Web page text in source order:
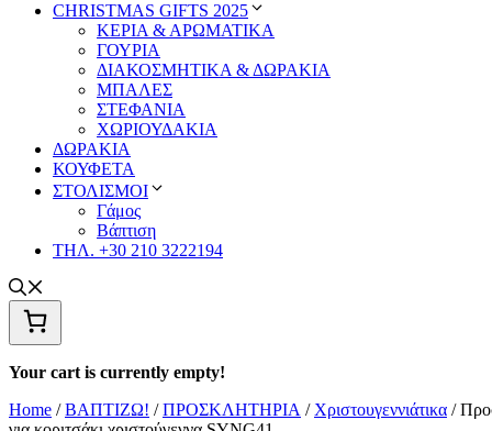
CHRISTMAS GIFTS 2025
ΚΕΡΙΑ & ΑΡΩΜΑΤΙΚΑ
ΓΟΥΡΙΑ
ΔΙΑΚΟΣΜΗΤΙΚΑ & ΔΩΡΑΚΙΑ
ΜΠΑΛΕΣ
ΣΤΕΦΑΝΙΑ
ΧΩΡΙΟΥΔΑΚΙΑ
ΔΩΡΑΚΙΑ
ΚΟΥΦΕΤΑ
ΣΤΟΛΙΣΜΟΙ
Γάμος
Βάπτιση
ΤΗΛ. +30 210 3222194
Your cart is currently empty!
Home /ΒΑΠΤΙΖΩ! /ΠΡΟΣΚΛΗΤΗΡΙΑ / Χριστουγεννιάτικα /